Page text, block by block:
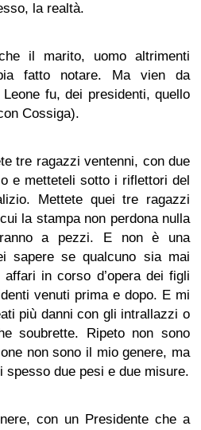
la realtà.
il marito, uomo altrimenti
fatto notare. Ma vien da
fu, dei presidenti, quello
Cossiga).
tre ragazzi ventenni, con due
e metteteli sotto i riflettori del
Mettete quei tre ragazzi
la stampa non perdona nulla
a pezzi. E non è una
sapere se qualcuno sia mai
in corso d’opera dei figli
venuti prima e dopo. E mi
più danni con gli intrallazzi o
soubrette. Ripeto non sono
non sono il mio genere, ma
due pesi e due misure.
con un Presidente che a